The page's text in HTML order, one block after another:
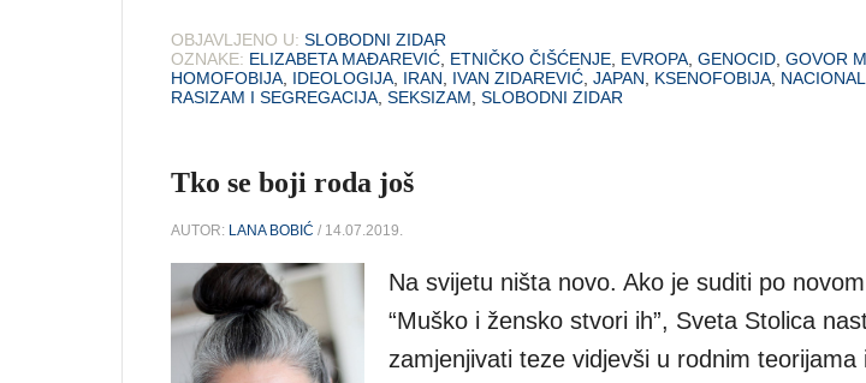
OBJAVLJENO U: SLOBODNI ZIDAR
OZNAKE: ELIZABETA MAĐAREVIĆ ETNIČKO ČIŠĆENJE EVROPA GENOCID GOVOR
HOMOFOBIJA IDEOLOGIJA IRAN IVAN ZIDAREVIĆ JAPAN KSENOFOBIJA
RASIZAM I SEGREGACIJA SEKSIZAM SLOBODNI ZIDAR
Tko se boji roda još
AUTOR: LANA BOBIĆ / 14.07.2019.
Na svijetu ništa novo. Ako je suditi po
“Muško i žensko stvori ih”, Sveta Stolica
zamjenjivati teze vidjevši u rodnim teorijama